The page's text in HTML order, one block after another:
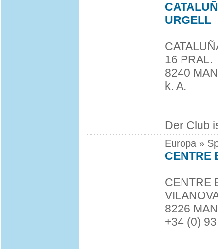
URGELL
16 PRAL.
8240
k. A.
Der Club
Europa »
CENTRE
CENTRE
8226
+34 (0)